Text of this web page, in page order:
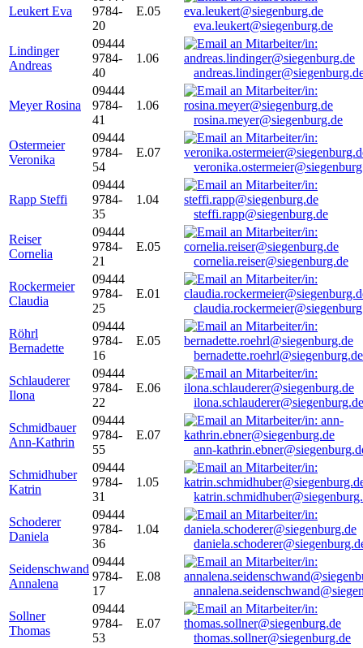
Leukert Eva
9784-
20
E.05
eva.leukert@siegenburg.de
Lindinger
Andreas
09444
9784-
40
1.06
Meyer Rosina
09444
9784-
41
1.06
rosina.meyer@siegenburg.de
Ostermeier
Veronika
09444
9784-
54
E.07
Rapp Steffi
09444
9784-
35
1.04
steffi.rapp@siegenburg.de
Reiser
Cornelia
09444
9784-
21
E.05
cornelia.reiser@siegenburg.de
Rockermeier
Claudia
09444
9784-
25
E.01
Röhrl
Bernadette
09444
9784-
16
E.05
bernadette.roehrl@siegenburg.de
Schlauderer
Ilona
09444
9784-
22
E.06
ilona.schlauderer@siegenburg.de
Schmidbauer
Ann-Kathrin
09444
9784-
55
E.07
ann-
Schmidhuber
Katrin
09444
9784-
31
1.05
Schoderer
Daniela
09444
9784-
36
1.04
Seidenschwand
Annalena
09444
9784-
17
E.08
Sollner
Thomas
09444
9784-
53
E.07
thomas.sollner@siegenburg.de